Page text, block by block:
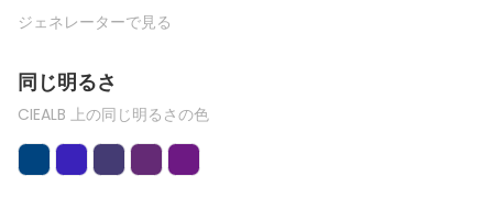
ジェネレーターで見る
同じ明るさ
CIEALB 上の同じ明るさの色